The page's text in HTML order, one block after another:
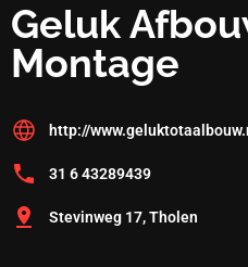
Geluk
Montage
http://
31 6 43289439
Stevinweg 17, Tholen